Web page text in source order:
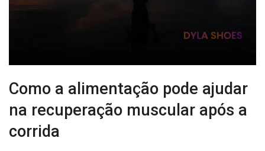
Como a alimentação pode ajudar
na recuperação muscular após a
corrida